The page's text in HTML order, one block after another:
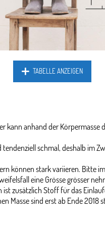
TABELLE ANZEIGEN
kann anhand der Körpermasse
tendenziell schmal, deshalb im
können stark variieren. Bitte
eine Grösse grösser
ist zusätzlich Stoff für das
Masse sind erst ab Ende 2018